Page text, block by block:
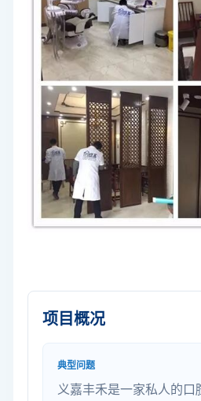
项目概况
典型问题
义嘉丰禾是一家私人的口